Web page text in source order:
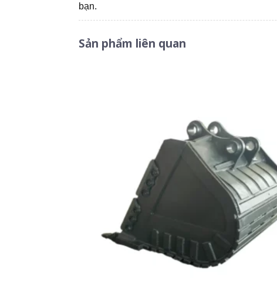
bạn.
Sản phẩm liên quan